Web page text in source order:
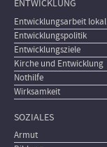
ENTWICKLUNG
Entwicklungsarbeit lokal
Entwicklungspolitik
Entwicklungsziele
Kirche und Entwicklung
Nothilfe
Wirksamkeit
SOZIALES
Armut